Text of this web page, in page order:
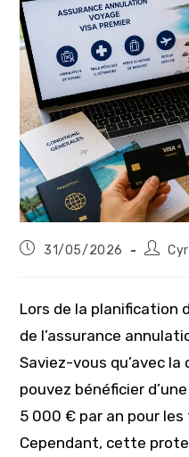
Publication
31/05/2026
Lors de la planification
de l’assurance
Saviez-vous qu’avec la
pouvez bénéficier
5 000 € par an pour les
Cependant, cette